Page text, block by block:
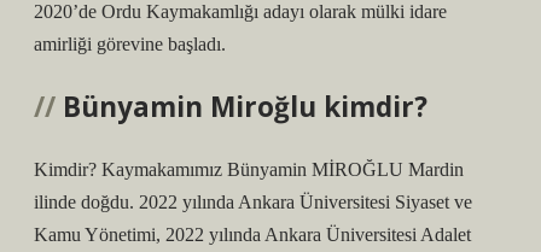
2020’de Ordu Kaymakamlığı adayı olarak mülki idare
amirliği görevine başladı.
Bünyamin Miroğlu kimdir?
Kimdir? Kaymakamımız Bünyamin MİROĞLU Mardin
ilinde doğdu. 2022 yılında Ankara Üniversitesi Siyaset ve
Kamu Yönetimi, 2022 yılında Ankara Üniversitesi Adalet